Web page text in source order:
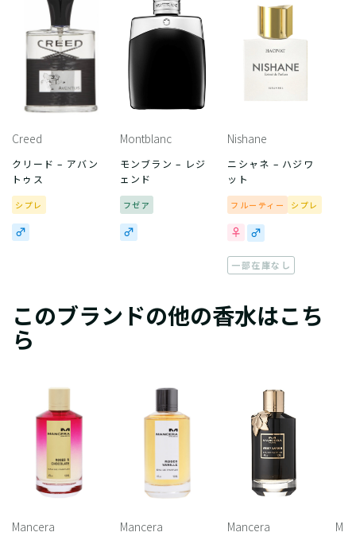
Creed
クリード – アバン
トゥス
シプレ
Montblanc
モンブラン – レジ
ェンド
フゼア
Nishane
ニシャネ – ハジワ
ット
フルーティー シプレ
一部在庫なし
このブランドの他の香水はこち
ら
Mancera Mancera Mancera